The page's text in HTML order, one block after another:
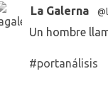
La Galerna
Un hombre
#portanálisis